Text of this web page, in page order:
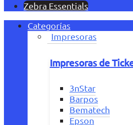
Zebra Essentials
Categorías
Impresoras
Impresoras de
3nStar
Barpos
Bematech
Epson